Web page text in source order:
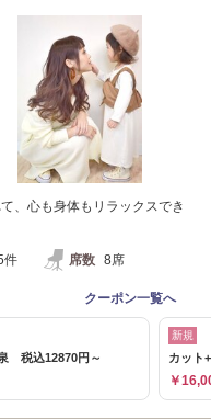
、心も身体もリラックスでき
件 席数 8席
クーポン一覧へ
税込12870円～
新規
カット
￥